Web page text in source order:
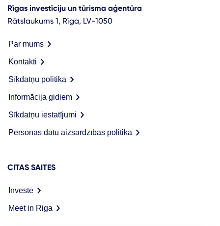
Rīgas investīciju un tūrisma aģentūra
Rātslaukums 1, Rīga, LV-1050
Par mums
Kontakti
Sīkdatņu politika
Informācija gidiem
Sīkdatņu iestatījumi
Personas datu aizsardzības politika
CITAS SAITES
Investē
Meet in Riga